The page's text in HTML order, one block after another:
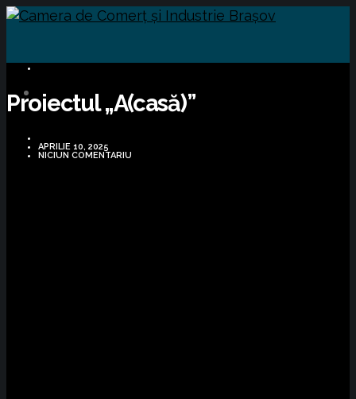
Proiectul „A(casă)”
APRILIE 10, 2025
NICIUN COMENTARIU